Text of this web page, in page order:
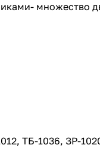
множество
ТБ-1036, ЗР-